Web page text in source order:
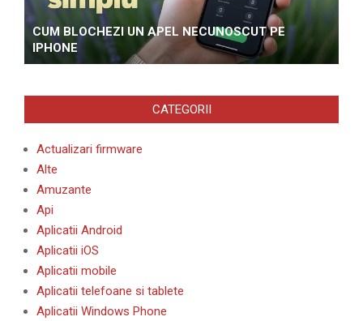
CUM BLOCHEZI UN APEL NECUNOSCUT PE
IPHONE
CATEGORII
Actualizari firmware
Alte
Amuzante
Api
Aplicatii Android
Aplicatii iOS
Aplicatii mobile
Aplicatii telefoane si tablete
Aplicatii Windows Phone